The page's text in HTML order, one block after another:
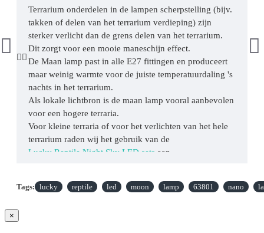
Terrarium onderdelen in de lampen scherpstelling (bijv.
takken of delen van het terrarium verdieping) zijn
sterker verlicht dan de grens delen van het terrarium.
Dit zorgt voor een mooie maneschijn effect.
De Maan lamp past in alle E27 fittingen en produceert
maar weinig warmte voor de juiste temperatuurdaling 's
nachts in het terrarium.
Als lokale lichtbron is de maan lamp vooral aanbevolen
voor een hogere terraria.
Voor kleine terraria of voor het verlichten van het hele
terrarium raden wij het gebruik van de
Lucky Reptile Night Sky LED sets aan.
Tags: lucky reptile led moon lamp 63801 nano
×